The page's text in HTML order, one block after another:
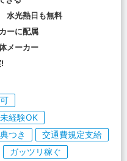
水光熱日も無料
ーに配属
メーカー
未経験OK
つき
交通費規定支給
ガッツリ稼ぐ